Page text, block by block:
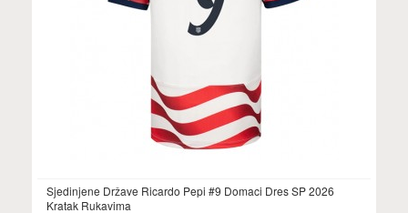
Sjedinjene Države Ricardo Pepi #9 Domaci Dres SP 2026
Kratak Rukavima